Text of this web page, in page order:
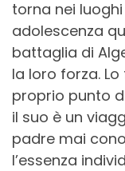
torna nei
adolescenza
battaglia di
la loro forza.
proprio punto
il suo è un
padre mai
l’essenza